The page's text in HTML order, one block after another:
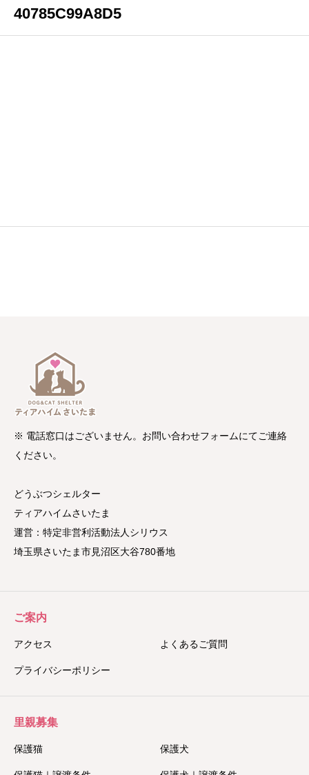
40785C99A8D5
※ 電話窓口はございません。お問い合わせフォームにてご連絡
ください。
どうぶつシェルター
ティアハイムさいたま
運営：特定非営利活動法人シリウス
埼玉県さいたま市見沼区大谷780番地
ご案内
アクセス よくあるご質問
プライバシーポリシー
里親募集
保護猫 保護犬